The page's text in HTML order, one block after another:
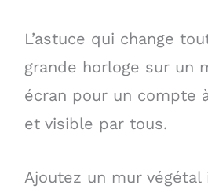
L’astuce qui change
grande horloge sur un
écran pour un compte
et visible par tous.
Ajoutez un mur